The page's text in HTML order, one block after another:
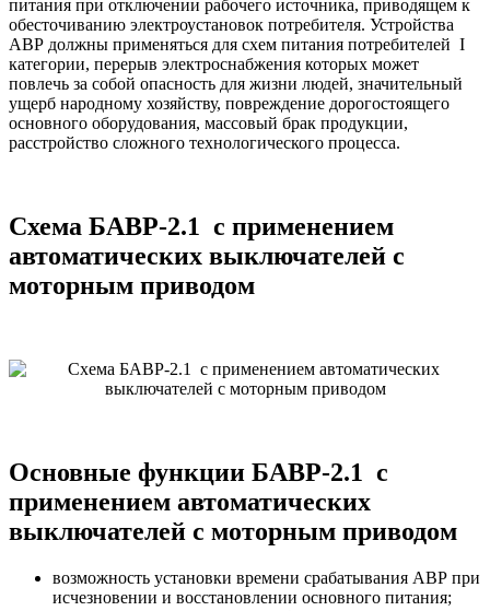
питания при отключении рабочего источника, приводящем к
обесточиванию электроустановок потребителя. Устройства
АВР должны применяться для схем питания потребителей Ι
категории, перерыв электроснабжения которых может
повлечь за собой опасность для жизни людей, значительный
ущерб народному хозяйству, повреждение дорогостоящего
основного оборудования, массовый брак продукции,
расстройство сложного технологического процесса.
Схема БАВР-2.1 с применением
автоматических выключателей с
моторным приводом
Основные функции БАВР-2.1 с
применением автоматических
выключателей с моторным приводом
возможность установки времени срабатывания АВР при
исчезновении и восстановлении основного питания;